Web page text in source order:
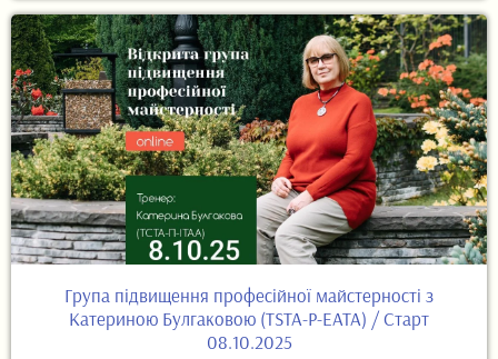
Група підвищення професійної майстерності з
Катериною Булгаковою (TSTA-P-EATA) / Старт
08.10.2025